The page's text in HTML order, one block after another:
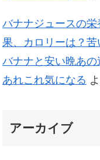
バナナジュースの
果、カロリーは？苦
バナナと安い晩あの
あれこれ気になる
アーカイブ